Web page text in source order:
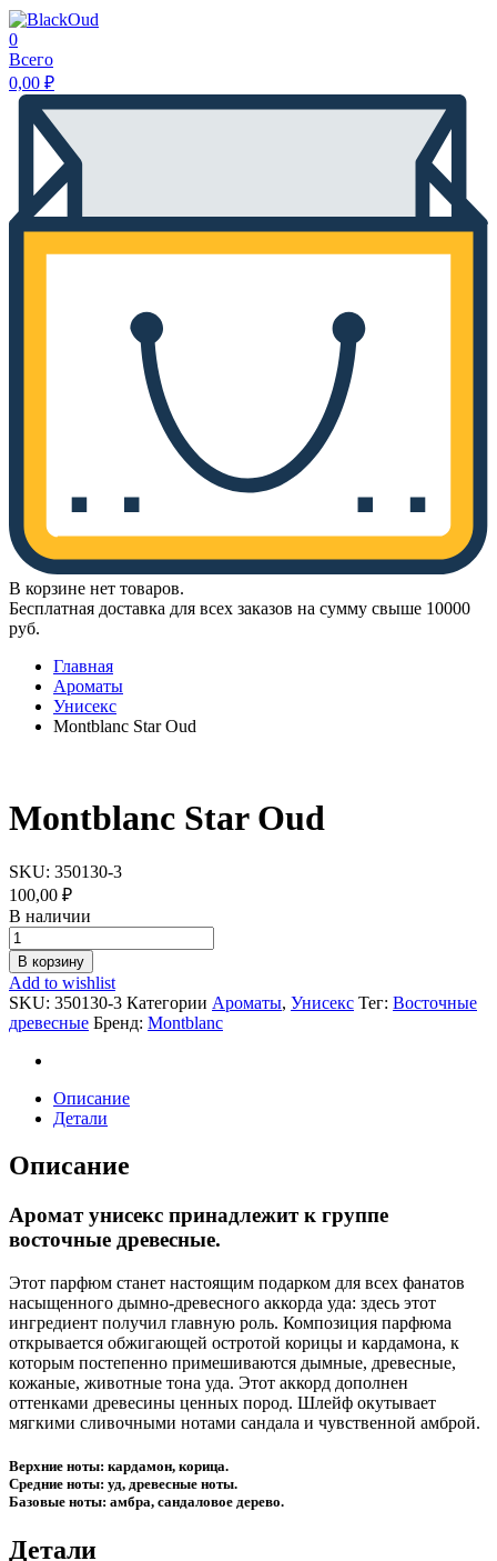
0
Всего
0,00 ₽
В корзине нет товаров.
Бесплатная доставка для всех заказов на сумму свыше 10000
руб.
Главная
Ароматы
Унисекс
Montblanc Star Oud
Montblanc Star Oud
SKU: 350130-3
100,00 ₽
В наличии
Montblanc
Star
Oud
quantity
В корзину
Add to wishlist
SKU: 350130-3 Категории Ароматы, Унисекс Тег: Восточные
древесные Бренд: Montblanc
Описание
Детали
Описание
Аромат унисекс принадлежит к группе
восточные древесные.
Этот парфюм станет настоящим подарком для всех фанатов
насыщенного дымно-древесного аккорда уда: здесь этот
ингредиент получил главную роль. Композиция парфюма
открывается обжигающей остротой корицы и кардамона, к
которым постепенно примешиваются дымные, древесные,
кожаные, животные тона уда. Этот аккорд дополнен
оттенками древесины ценных пород. Шлейф окутывает
мягкими сливочными нотами сандала и чувственной амброй.
Верхние ноты: кардамон, корица.
Средние ноты: уд, древесные ноты.
Базовые ноты: амбра, сандаловое дерево.
Детали